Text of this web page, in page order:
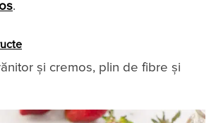
.
și cremos, plin de fibre și